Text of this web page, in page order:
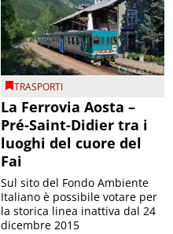
TRASPORTI
La Ferrovia Aosta –
Pré-Saint-Didier tra i
luoghi del cuore del
Fai
Sul sito del Fondo Ambiente
Italiano è possibile votare per
la storica linea inattiva dal 24
dicembre 2015